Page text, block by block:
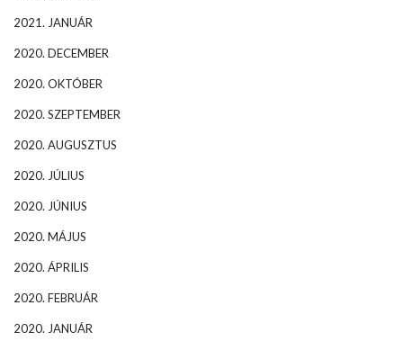
2021. JANUÁR
2020. DECEMBER
2020. OKTÓBER
2020. SZEPTEMBER
2020. AUGUSZTUS
2020. JÚLIUS
2020. JÚNIUS
2020. MÁJUS
2020. ÁPRILIS
2020. FEBRUÁR
2020. JANUÁR